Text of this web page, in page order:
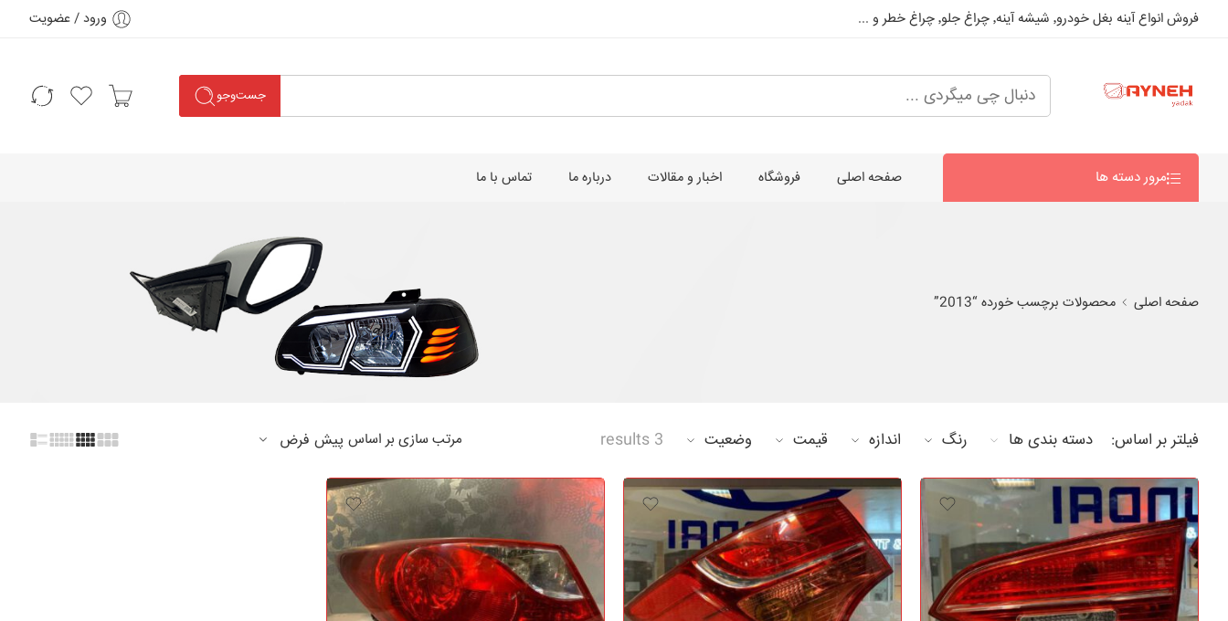
فروش انواع آینه بغل خودرو٬ شیشه آینه٬ چراغ جلو٬ چراغ خطر و ... ورود / عضویت
جست‌وجو
مرور دسته ها صفحه اصلی فروشگاه اخبار و مقالات درباره ما تماس با ما
صفحه اصلی محصولات برچسب خورده “2013”
فیلتر بر اساس: دسته بندی ها رنگ اندازه قیمت وضعیت 3 results مرتب سازی بر اساس پیش فرض